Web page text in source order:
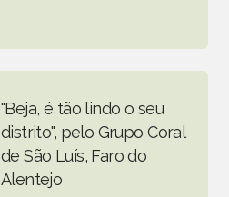
"Beja, é tão lindo o seu
distrito", pelo Grupo Coral
de São Luís, Faro do
Alentejo